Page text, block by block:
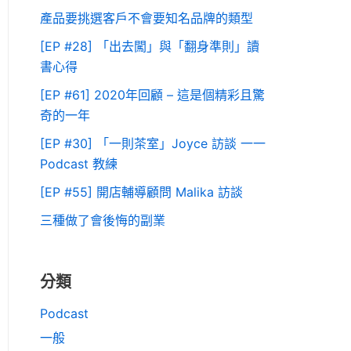
產品要挑選客戶不會要知名品牌的類型
[EP #28] 「出去闖」與「翻身準則」讀
書心得
[EP #61] 2020年回顧 – 這是個精彩且驚
奇的一年
[EP #30] 「一則茶室」Joyce 訪談 一一
Podcast 教練
[EP #55] 開店輔導顧問 Malika 訪談
三種做了會後悔的副業
分類
Podcast
一般